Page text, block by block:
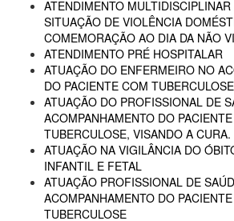
ATENDIMENTO
SITUAÇÃO DE VIOLÊNCIA
COMEMORAÇÃO AO DIA DA NÃO
ATENDIMENTO PRÉ HOSPITALAR
ATUAÇÃO DO ENFERMEIRO NO
DO PACIENTE COM TUBERCULOSE
ATUAÇÃO DO PROFISSIONAL DE
ACOMPANHAMENTO DO
TUBERCULOSE, VISANDO A CURA.
ATUAÇÃO NA VIGILÂNCIA DO
INFANTIL E FETAL
ATUAÇÃO PROFISSIONAL DE
ACOMPANHAMENTO DO
TUBERCULOSE